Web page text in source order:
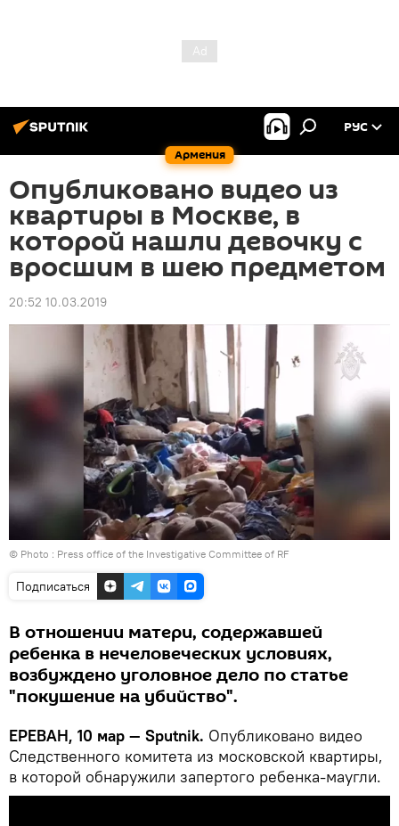
Армения
РУС
Опубликовано видео из
квартиры в Москве, в
которой нашли девочку с
вросшим в шею предметом
20:52 10.03.2019
© Photo : Press office of the Investigative Committee of RF
Подписаться
В отношении матери, содержавшей
ребенка в нечеловеческих условиях,
возбуждено уголовное дело по статье
"покушение на убийство".
ЕРЕВАН, 10 мар — Sputnik. Опубликовано видео
Следственного комитета из московской квартиры,
в которой обнаружили запертого ребенка-маугли.